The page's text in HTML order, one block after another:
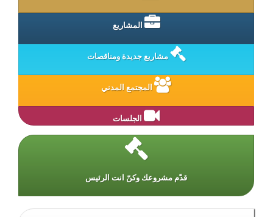
المشاريع
مشاريع جديدة ومناقصات
المجتمع المدني
الجلسات
قدّم مشروعك وكنّ انت الرئيس